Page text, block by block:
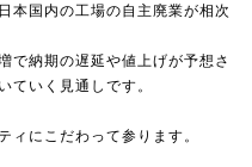
本国内の工場の自主廃業が相次
で納期の遅延や値上げが予想さ
ていく見通しです。
ィにこだわって参ります。